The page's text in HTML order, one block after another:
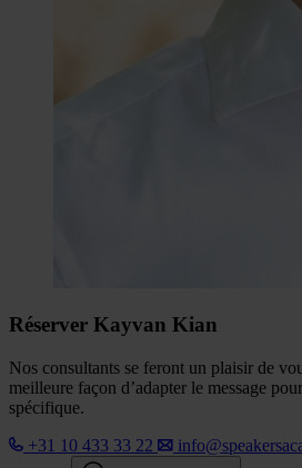
Réserver Kayvan Kian
Nos consultants se feront un plaisir de
meilleure façon d’adapter le message
spécifique.
+31 10 433 33 22